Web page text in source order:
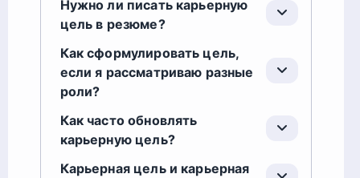
Нужно ли писать карьерную
цель в резюме?
Как сформулировать цель,
если я рассматриваю разные
роли?
Как часто обновлять
карьерную цель?
Карьерная цель и карьерная